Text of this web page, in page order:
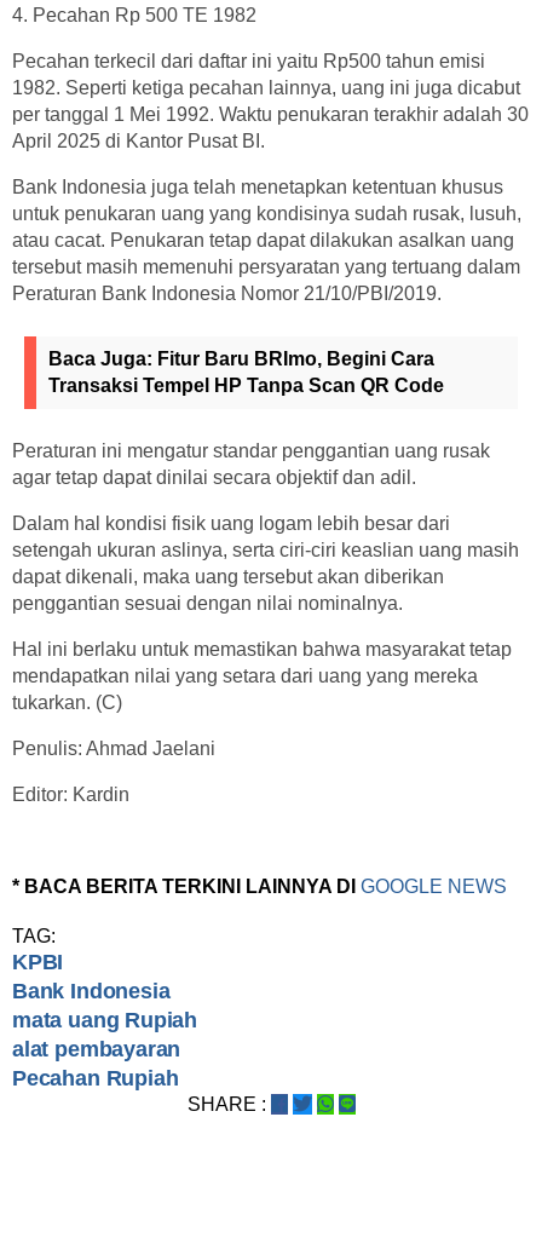
4. Pecahan Rp 500 TE 1982
Pecahan terkecil dari daftar ini yaitu Rp500 tahun emisi
1982. Seperti ketiga pecahan lainnya, uang ini juga dicabut
per tanggal 1 Mei 1992. Waktu penukaran terakhir adalah 30
April 2025 di Kantor Pusat BI.
Bank Indonesia juga telah menetapkan ketentuan khusus
untuk penukaran uang yang kondisinya sudah rusak, lusuh,
atau cacat. Penukaran tetap dapat dilakukan asalkan uang
tersebut masih memenuhi persyaratan yang tertuang dalam
Peraturan Bank Indonesia Nomor 21/10/PBI/2019.
Baca Juga: Fitur Baru BRImo, Begini Cara
Transaksi Tempel HP Tanpa Scan QR Code
Peraturan ini mengatur standar penggantian uang rusak
agar tetap dapat dinilai secara objektif dan adil.
Dalam hal kondisi fisik uang logam lebih besar dari
setengah ukuran aslinya, serta ciri-ciri keaslian uang masih
dapat dikenali, maka uang tersebut akan diberikan
penggantian sesuai dengan nilai nominalnya.
Hal ini berlaku untuk memastikan bahwa masyarakat tetap
mendapatkan nilai yang setara dari uang yang mereka
tukarkan. (C)
Penulis: Ahmad Jaelani
Editor: Kardin
* BACA BERITA TERKINI LAINNYA DI GOOGLE NEWS
TAG:
KPBI
Bank Indonesia
mata uang Rupiah
alat pembayaran
Pecahan Rupiah
SHARE :